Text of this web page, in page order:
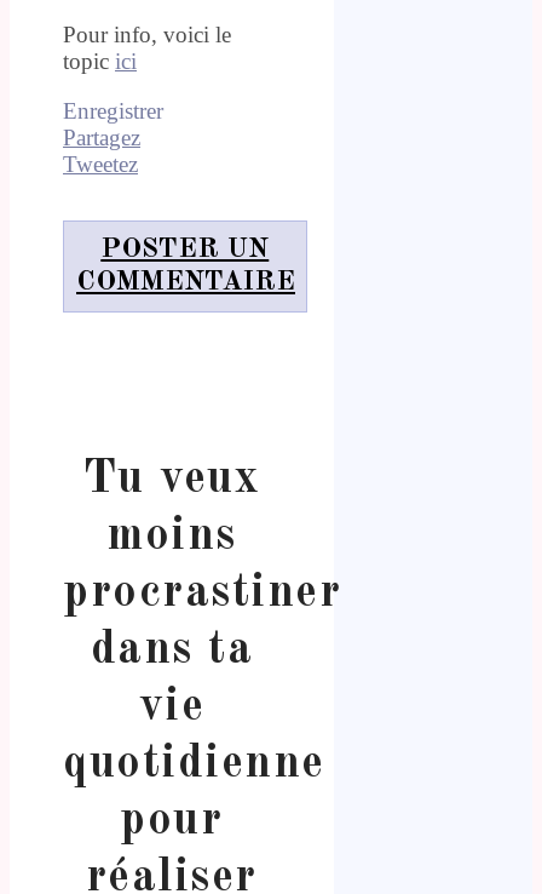
Pour info, voici le
topic ici
Enregistrer
Partagez
Tweetez
POSTER UN
COMMENTAIRE
Tu veux
moins
procrastiner
dans ta
vie
quotidienne
pour
réaliser